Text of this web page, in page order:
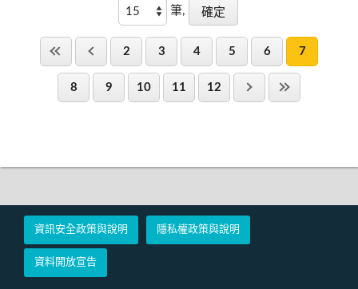
筆,
2 3 4 5 6 7
8 9 10 11 12
資訊安全政策與說明 隱私權政策與說明
資料開放宣告